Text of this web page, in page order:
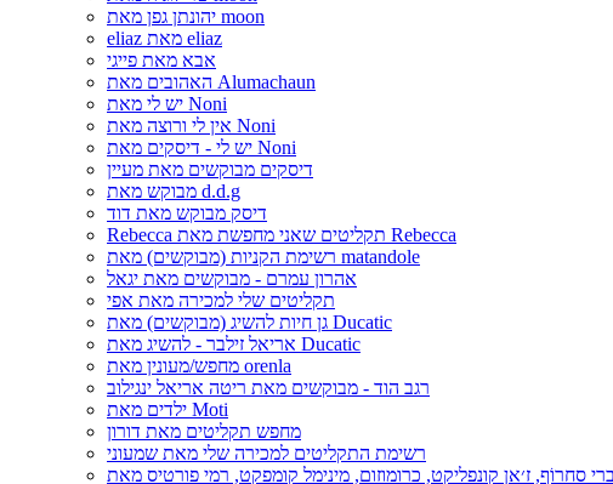
יהונתן גפן מאת moon
eliaz מאת eliaz
אבא מאת פייגי
האהובים מאת Alumachaun
יש לי מאת Noni
אין לי ורוצה מאת Noni
יש לי - דיסקים מאת Noni
דיסקים מבוקשים מאת מעיין
מבוקש מאת d.d.g
דיסק מבוקש מאת דוד
Rebecca תקליטים שאני מחפשת מאת Rebecca
רשימת הקניות (מבוקשים) מאת matandole
אהרון עמרם - מבוקשים מאת יגאל
תקליטים שלי למכירה מאת אפי
גן חיות להשיג (מבוקשים) מאת Ducatic
אריאל זילבר - להשיג מאת Ducatic
מחפש/מעונין מאת orenla
רגב הוד - מבוקשים מאת ריטה אריאל ינגילוב
ילדים מאת Moti
מחפש תקליטים מאת דורון
רשימת התקליטים למכירה שלי מאת שמעוני